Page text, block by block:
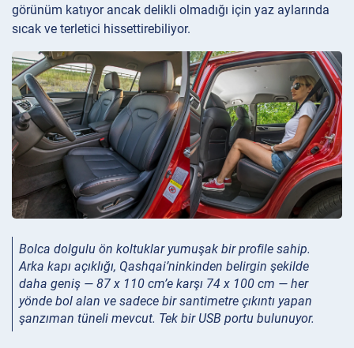
görünüm katıyor ancak delikli olmadığı için yaz aylarında
sıcak ve terletici hissettirebiliyor.
Bolca dolgulu ön koltuklar yumuşak bir profile sahip.
Arka kapı açıklığı, Qashqai’ninkinden belirgin şekilde
daha geniş — 87 x 110 cm’e karşı 74 x 100 cm — her
yönde bol alan ve sadece bir santimetre çıkıntı yapan
şanzıman tüneli mevcut. Tek bir USB portu bulunuyor.